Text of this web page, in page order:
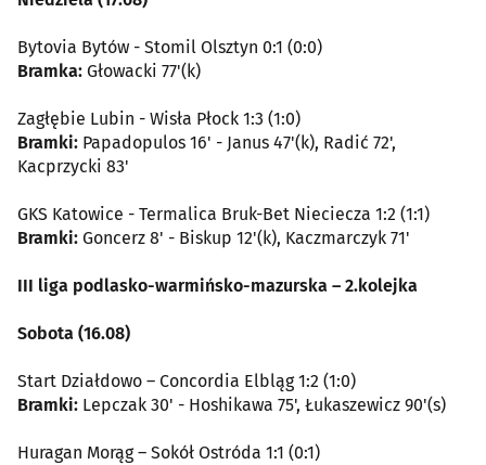
Bytovia Bytów - Stomil Olsztyn 0:1 (0:0)
Bramka: Głowacki 77'(k)
Zagłębie Lubin - Wisła Płock 1:3 (1:0)
Bramki: Papadopulos 16' - Janus 47'(k), Radić 72',
Kacprzycki 83'
GKS Katowice - Termalica Bruk-Bet Nieciecza 1:2 (1:1)
Bramki: Goncerz 8' - Biskup 12'(k), Kaczmarczyk 71'
III liga podlasko-warmińsko-mazurska – 2.kolejka
Sobota (16.08)
Start Działdowo – Concordia Elbląg 1:2 (1:0)
Bramki: Lepczak 30' - Hoshikawa 75', Łukaszewicz 90'(s)
Huragan Morąg – Sokół Ostróda 1:1 (0:1)